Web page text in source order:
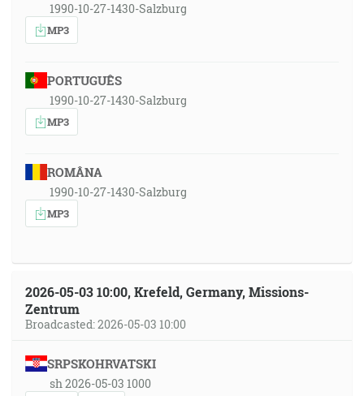
1990-10-27-1430-Salzburg
MP3
PORTUGUÊS
1990-10-27-1430-Salzburg
MP3
ROMÂNA
1990-10-27-1430-Salzburg
MP3
2026-05-03 10:00, Krefeld, Germany, Missions-
Zentrum
Broadcasted: 2026-05-03 10:00
SRPSKOHRVATSKI
sh 2026-05-03 1000